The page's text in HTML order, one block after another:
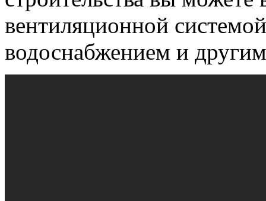
вентиляционной
водоснабжением и